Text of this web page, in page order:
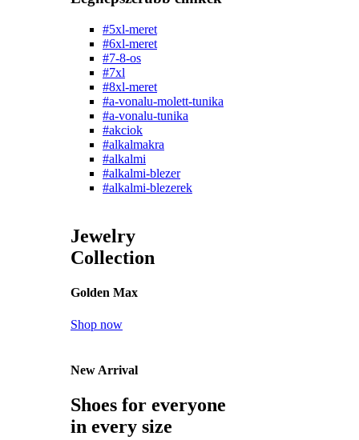
#5xl-meret
#6xl-meret
#7-8-os
#7xl
#8xl-meret
#a-vonalu-molett-tunika
#a-vonalu-tunika
#akciok
#alkalmakra
#alkalmi
#alkalmi-blezer
#alkalmi-blezerek
Jewelry
Collection
Golden Max
Shop now
New Arrival
Shoes for everyone
in every size